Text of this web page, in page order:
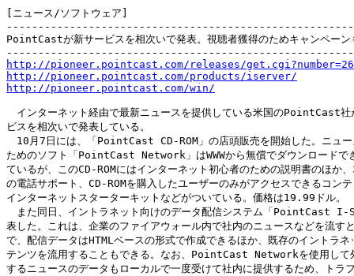
[ニュース/ソフトウェア]
PointCastが新サービスを相次いで発表。視聴者獲得のためキャンペーン
http://pioneer.pointcast.com/releases/get.cgi?number=26
http://pioneer.pointcast.com/products/iserver/
http://pioneer.pointcast.com/win/
インターネット経由で最新ニュースを提供している米国のPointCast社
ビスを相次いで発表している。
10月7日には、「PointCast CD-ROM」の店頭販売を開始した。ニュー
ためのソフト「PointCast Network」はWWWから無償でダウンロードで
ているが、このCD-ROMにはインターネット初心者のための説明書のほか
の電話サポート、CD-ROMを購入したユーザーのみがアクセスできるコン
インターネットスターターキットなどがついている。価格は19.99ドル。
また同日、イントラネット向けのデータ配信システム「PointCast
表した。これは、企業のファイアウォール内で社内のニュースなどを流す
で、配信データはHTMLベースの形式で作成できるほか、既存のイントラネ
テンツを流用することもできる。なお、PointCast Networkを使用して
するニュースのデータもローカルで一度受けて社内に提供するため、トラ